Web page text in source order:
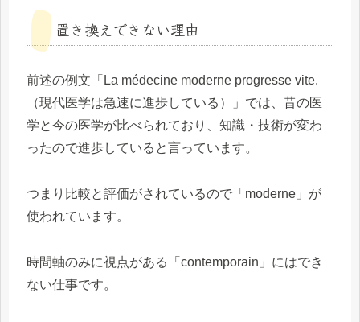
置き換えできない理由
前述の例文「La médecine moderne progresse vite.
（現代医学は急速に進歩している）」では、昔の医
学と今の医学が比べられており、知識・技術が変わ
ったので進歩していると言っています。
つまり比較と評価がされているので「moderne」が
使われています。
時間軸のみに視点がある「contemporain」にはでき
ない仕事です。